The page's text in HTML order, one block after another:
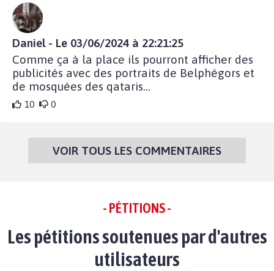
Daniel - Le 03/06/2024 à 22:21:25
Comme ça à la place ils pourront afficher des
publicités avec des portraits de Belphégors et
de mosquées des qataris...
10 0
VOIR TOUS LES COMMENTAIRES
- PÉTITIONS -
Les pétitions soutenues par d'autres
utilisateurs